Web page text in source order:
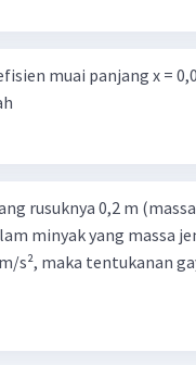
muai panjang x =
rusuknya 0,2 m
minyak yang massa
s², maka tentukanan